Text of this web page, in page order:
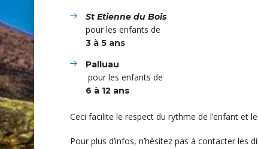
St Etienne du Bois
pour les enfants de
3 à 5 ans
Palluau
pour les enfants de
6 à 12 ans
Ceci facilite le respect du rythme de l’enfant et
Pour plus d’infos, n’hésitez pas à contacter les